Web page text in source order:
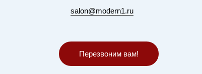
salon@modern1.ru
Перезвоним вам!